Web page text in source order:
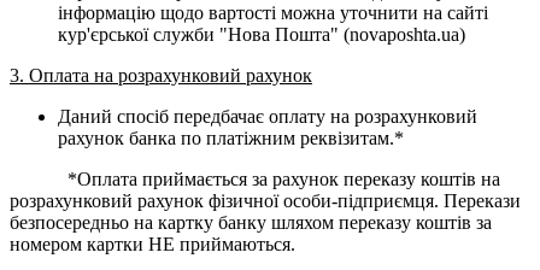
інформацію щодо вартості можна уточнити на сайті
кур'єрської служби "Нова Пошта" (novaposhta.ua)
3. Оплата на розрахунковий рахунок
Даний спосіб передбачає оплату на розрахунковий
рахунок банка по платіжним реквізитам.*
*Оплата приймається за рахунок переказу коштів на
розрахунковий рахунок фізичної особи-підприємця. Перекази
безпосередньо на картку банку шляхом переказу коштів за
номером картки НЕ приймаються.